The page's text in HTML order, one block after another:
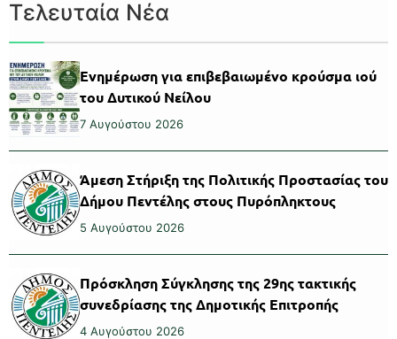
Τελευταία Νέα
Ενημέρωση για επιβεβαιωμένο κρούσμα ιού
του Δυτικού Νείλου
7 Αυγούστου 2026
Άμεση Στήριξη της Πολιτικής Προστασίας του
Δήμου Πεντέλης στους Πυρόπληκτους
5 Αυγούστου 2026
Πρόσκληση Σύγκλησης της 29ης τακτικής
συνεδρίασης της Δημοτικής Επιτροπής
4 Αυγούστου 2026